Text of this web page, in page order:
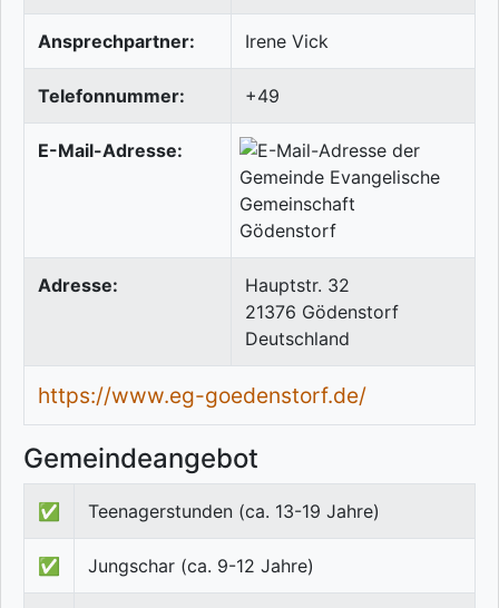
Ansprechpartner: Irene Vick
Telefonnummer: +49
E-Mail-Adresse:
Adresse:
Hauptstr. 32
21376 Gödenstorf
Deutschland
https://www.eg-goedenstorf.de/
Gemeindeangebot
✅ Teenagerstunden (ca. 13-19 Jahre)
✅ Jungschar (ca. 9-12 Jahre)